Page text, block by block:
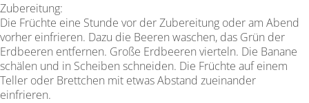
Zubereitung:
Die Früchte eine Stunde vor der Zubereitung oder am Abend
vorher einfrieren. Dazu die Beeren waschen, das Grün der
Erdbeeren entfernen. Große Erdbeeren vierteln. Die Banane
schälen und in Scheiben schneiden. Die Früchte auf einem
Teller oder Brettchen mit etwas Abstand zueinander
einfrieren.